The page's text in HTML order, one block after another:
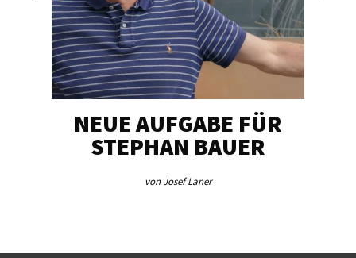
NEUE AUFGABE FÜR
STEPHAN BAUER
von Josef Laner